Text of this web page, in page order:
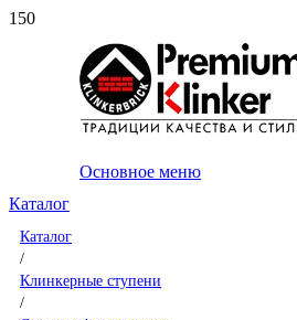
Основное меню
Каталог
Каталог
/
Клинкерные ступени
/